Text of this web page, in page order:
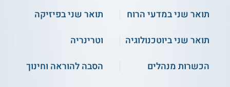
הספרות העברית
חברי הסגל האקדמי של התכנית הם מומחים וחוקרים משלוש
תואר שני במדעי הרוח
תואר שני בפיזיקה
תואר שני ביוטכנולוגיה
וטרינריה
הכשרות מנהלים
הסבה להוראה וחינוך